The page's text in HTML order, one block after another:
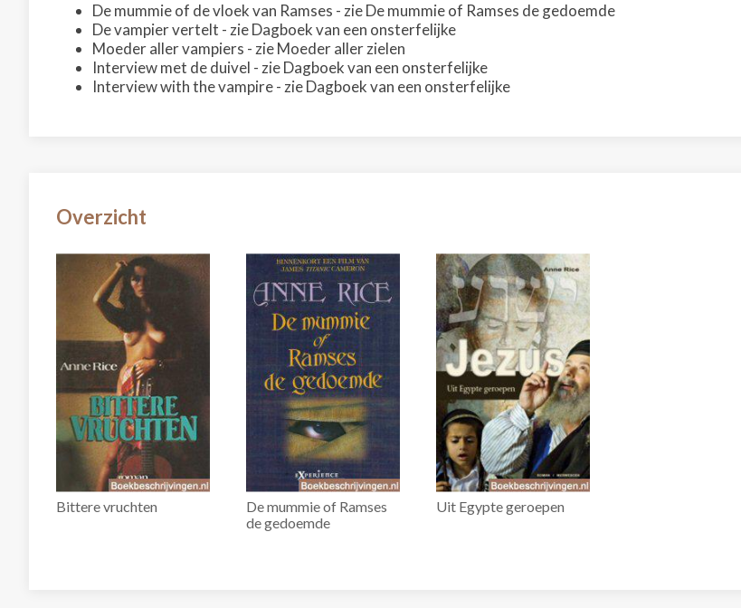
De mummie of de vloek van Ramses - zie De mummie of Ramses de gedoemde
De vampier vertelt - zie Dagboek van een onsterfelijke
Moeder aller vampiers - zie Moeder aller zielen
Interview met de duivel - zie Dagboek van een onsterfelijke
Interview with the vampire - zie Dagboek van een onsterfelijke
Overzicht
Bittere vruchten
De mummie of Ramses
de gedoemde
Uit Egypte geroepen